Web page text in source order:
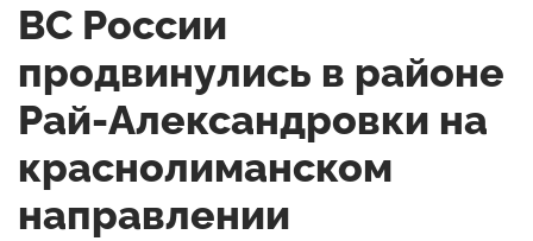
ВС России
продвинулись в районе
Рай-Александровки на
краснолиманском
направлении